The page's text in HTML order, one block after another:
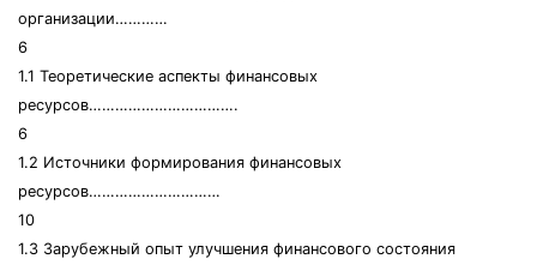
организации…………
6
1.1 Теоретические аспекты финансовых
ресурсов…………………………….
6
1.2 Источники формирования финансовых
ресурсов…………………………
10
1.3 Зарубежный опыт улучшения финансового состояния